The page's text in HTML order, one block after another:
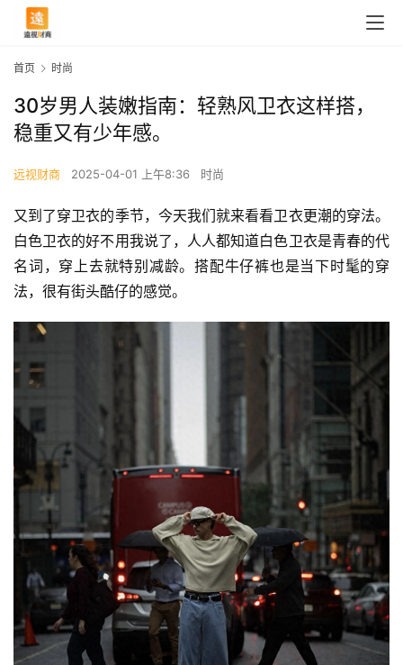
首页 时尚
30岁男人装嫩指南：轻熟风卫衣这样搭，
稳重又有少年感。
远视财商 2025-04-01 上午8:36 时尚
又到了穿卫衣的季节，今天我们就来看看卫衣更潮的穿法。
白色卫衣的好不用我说了，人人都知道白色卫衣是青春的代
名词，穿上去就特别减龄。搭配牛仔裤也是当下时髦的穿
法，很有街头酷仔的感觉。